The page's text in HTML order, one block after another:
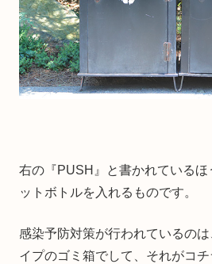
右の『PUSH』と書かれている
ットボトルを入れるものです。
感染予防対策が行われているの
イプのゴミ箱でして、それがコチ